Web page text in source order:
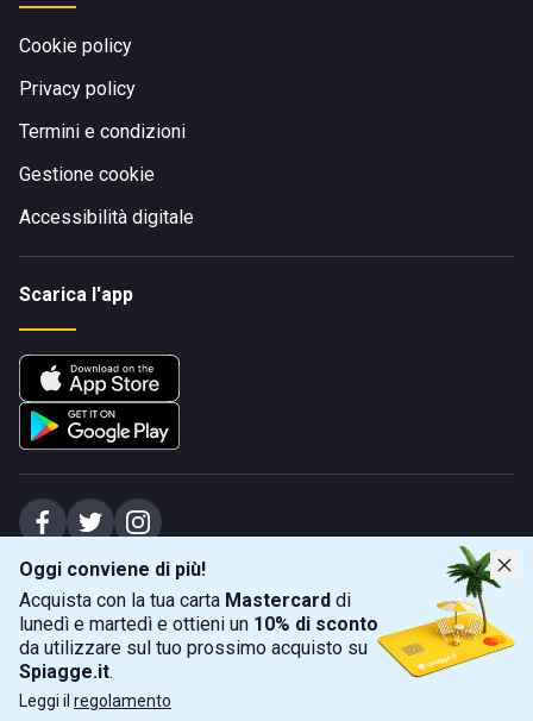
Oggi conviene di più!
Acquista con la tua carta Mastercard di
lunedì e martedì e ottieni un 10% di sconto
da utilizzare sul tuo prossimo acquisto su
Spiagge.it.
Leggi il regolamento
Cookie policy
Privacy policy
Termini e condizioni
Gestione cookie
Accessibilità digitale
Scarica l'app
Spiagge Srl - Sede legale: Via Marecchiese 48, 47923 Rimini (RN), IT -
capitale sociale Euro 31245,57 - Iscritta al registro delle imprese di Rimini
Sede operativa: Via Flaminia 180, 47924 Rimini (RN), IT
+39 0541 772375
info@spiagge.it - p.i./c.f. 04536640404
© 2026 Spiagge Srl. Tutti i diritti riservati.